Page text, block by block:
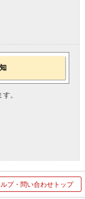
。
プ・問い合わせトップ